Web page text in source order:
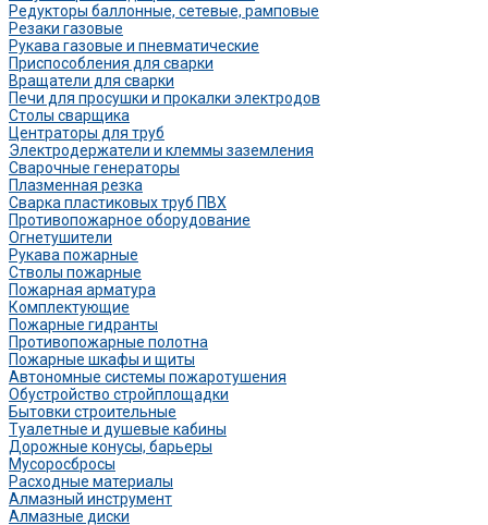
Редукторы баллонные, сетевые, рамповые
Резаки газовые
Рукава газовые и пневматические
Приспособления для сварки
Вращатели для сварки
Печи для просушки и прокалки электродов
Столы сварщика
Центраторы для труб
Электродержатели и клеммы заземления
Сварочные генераторы
Плазменная резка
Сварка пластиковых труб ПВХ
Противопожарное оборудование
Огнетушители
Рукава пожарные
Стволы пожарные
Пожарная арматура
Комплектующие
Пожарные гидранты
Противопожарные полотна
Пожарные шкафы и щиты
Автономные системы пожаротушения
Обустройство стройплощадки
Бытовки строительные
Туалетные и душевые кабины
Дорожные конусы, барьеры
Мусоросбросы
Расходные материалы
Алмазный инструмент
Алмазные диски